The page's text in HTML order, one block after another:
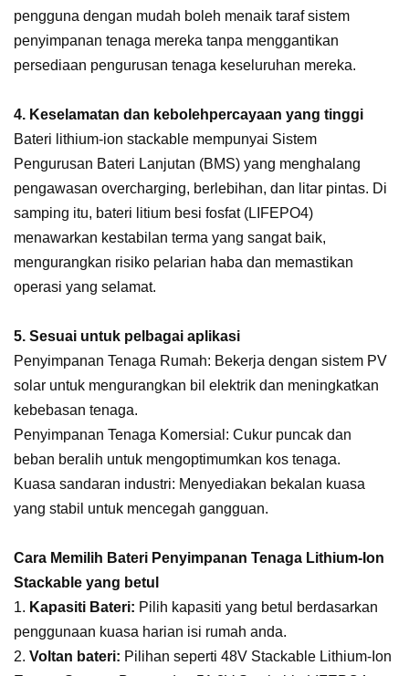
pengguna dengan mudah boleh menaik taraf sistem
penyimpanan tenaga mereka tanpa menggantikan
persediaan pengurusan tenaga keseluruhan mereka.
4. Keselamatan dan kebolehpercayaan yang tinggi
Bateri lithium-ion stackable mempunyai Sistem
Pengurusan Bateri Lanjutan (BMS) yang menghalang
pengawasan overcharging, berlebihan, dan litar pintas. Di
samping itu, bateri litium besi fosfat (LIFEPO4)
menawarkan kestabilan terma yang sangat baik,
mengurangkan risiko pelarian haba dan memastikan
operasi yang selamat.
5. Sesuai untuk pelbagai aplikasi
Penyimpanan Tenaga Rumah: Bekerja dengan sistem PV
solar untuk mengurangkan bil elektrik dan meningkatkan
kebebasan tenaga.
Penyimpanan Tenaga Komersial: Cukur puncak dan
beban beralih untuk mengoptimumkan kos tenaga.
Kuasa sandaran industri: Menyediakan bekalan kuasa
yang stabil untuk mencegah gangguan.
Cara Memilih Bateri Penyimpanan Tenaga Lithium-Ion
Stackable yang betul
1. Kapasiti Bateri: Pilih kapasiti yang betul berdasarkan
penggunaan kuasa harian isi rumah anda.
2. Voltan bateri: Pilihan seperti 48V Stackable Lithium-Ion